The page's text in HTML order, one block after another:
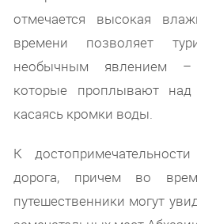
отмечается высокая
времени позволяет
необычным явлением –
которые проплывают
касаясь кромки воды.
К
дорога, причем во
путешественники могут